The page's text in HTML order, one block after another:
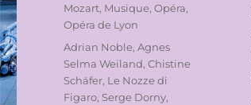
Catégories
Mozart, Musique,Opéra,
Opéra de Lyon
Étiquettes
Adrian Noble,Agnes
Selma Weiland,Chistine
Schäfer, Le Nozze di
Figaro, Serge Dorny,